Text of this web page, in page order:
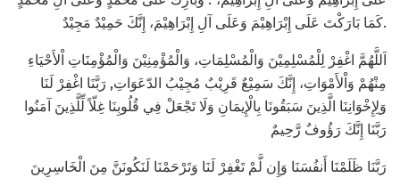
كَمَا بَارَكْتَ عَلَى إِبْرَاهِيْمَ وَعَلَى آلِ إِبْرَاهِيْمَ، إِنَّكَ حَمِيْدٌ مَجِيْدٌ.
اَللَّهُمَّ اغْفِرْ لِلْمُسْلِمِيْنَ وَالْمُسْلِمَاتِ، وَالْمُؤْمِنِيْنَ وَالْمُؤْمِنَاتِ اْلأَحْيَاءِ
مِنْهُمْ وَاْلأَمْوَاتِ، إِنَّكَ سَمِيْعٌ قَرِيْبٌ مُجِيْبُ الدّعَوَاتِ, رَبَّنَا اغْفِرْ لَنَا
وَلِإِخْوَانِنَا الَّذِينَ سَبَقُونَا بِالْإِيمَانِ وَلَا تَجْعَلْ فِي قُلُوبِنَا غِلّاً لِّلَّذِينَ آمَنُوا
رَبَّنَا إِنَّكَ رَؤُوفٌ رَّحِيمٌ
رَبَّنَا ظَلَمْنَا أَنفُسَنَا وَإِن لَّمْ تَغْفِرْ لَنَا وَتَرْحَمْنَا لَنَكُونَنَّ مِنَ الْخَاسِرِينَ